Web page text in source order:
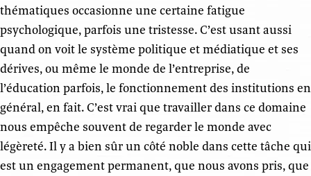
thématiques occasionne une certaine fatigue
psychologique, parfois une tristesse. C’est usant aussi
quand on voit le système politique et médiatique et ses
dérives, ou même le monde de l’entreprise, de
l’éducation parfois, le fonctionnement des institutions en
général, en fait. C’est vrai que travailler dans ce domaine
nous empêche souvent de regarder le monde avec
légèreté. Il y a bien sûr un côté noble dans cette tâche qui
est un engagement permanent, que nous avons pris, que